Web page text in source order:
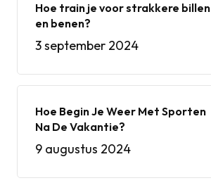
Hoe train je voor strakkere billen
en benen?
3 september 2024
Hoe Begin Je Weer Met Sporten
Na De Vakantie?
9 augustus 2024